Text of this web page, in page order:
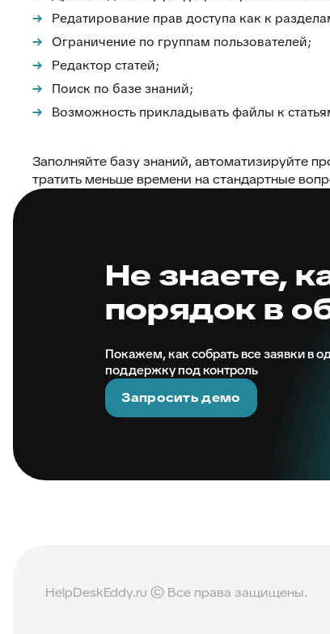
Редатирование прав доступа как к
Ограничение по группам пользователей;
Редактор статей;
Поиск по базе знаний;
Возможность прикладывать файлы к
Заполняйте базу знаний, автоматизируйте
тратить меньше времени на стандартные
Не знаете,
порядок в
Покажем, как собрать все заявки в
поддержку под контроль
Запросить демо
HelpDeskEddy.ru © Все права защищены.